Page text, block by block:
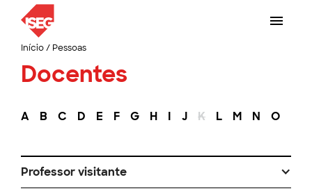
Início/ Pessoas
Docentes
A B C D E F G H I J K L M N O
Professor visitante